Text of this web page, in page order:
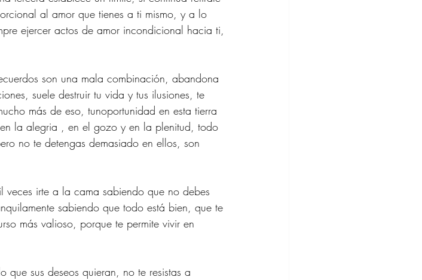
al amor que tienes a ti mismo, y a lo
ejercer actos de amor incondicional hacia ti,
son una mala combinación, abandona
suele destruir tu vida y tus ilusiones, te
más de eso, tunoportunidad en esta tierra
la alegria , en el gozo y en la plenitud, todo
no te detengas demasiado en ellos, son
irte a la cama sabiendo que no debes
sabiendo que todo está bien, que te
más valioso, porque te permite vivir en
que sus deseos quieran, no te resistas a